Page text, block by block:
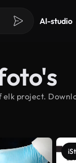
AI-studio
project.